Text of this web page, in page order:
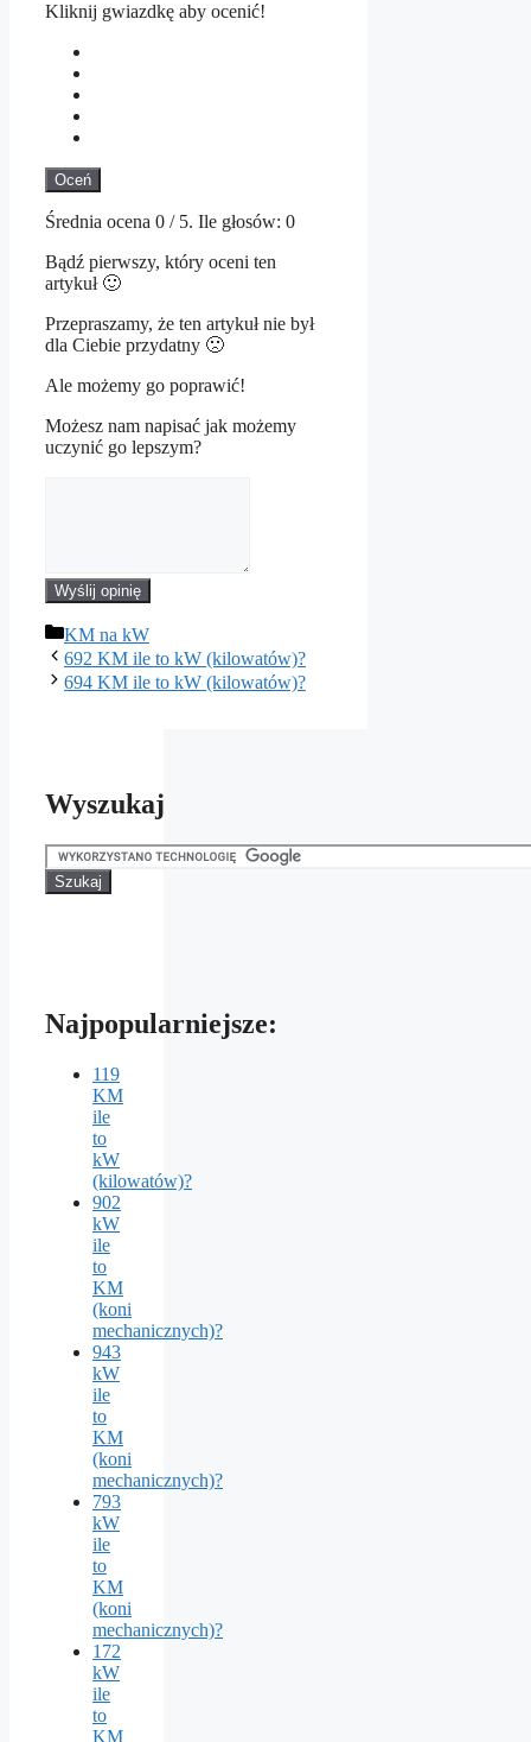
Kliknij gwiazdkę aby ocenić!
Oceń
Średnia ocena 0 / 5. Ile głosów: 0
Bądź pierwszy, który oceni ten
artykuł 🙂
Przepraszamy, że ten artykuł nie był
dla Ciebie przydatny 🙁
Ale możemy go poprawić!
Możesz nam napisać jak możemy
uczynić go lepszym?
Wyślij opinię
Kategorie
KM na kW
692 KM ile to kW (kilowatów)?
694 KM ile to kW (kilowatów)?
Wyszukaj
Najpopularniejsze:
119
KM
ile
to
kW
(kilowatów)?
902
kW
ile
to
KM
(koni
mechanicznych)?
943
kW
ile
to
KM
(koni
mechanicznych)?
793
kW
ile
to
KM
(koni
mechanicznych)?
172
kW
ile
to
KM